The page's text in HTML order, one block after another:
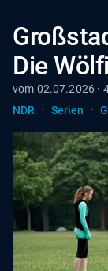
Die
vom 02.07.2026 ·
NDR
· Serien ·